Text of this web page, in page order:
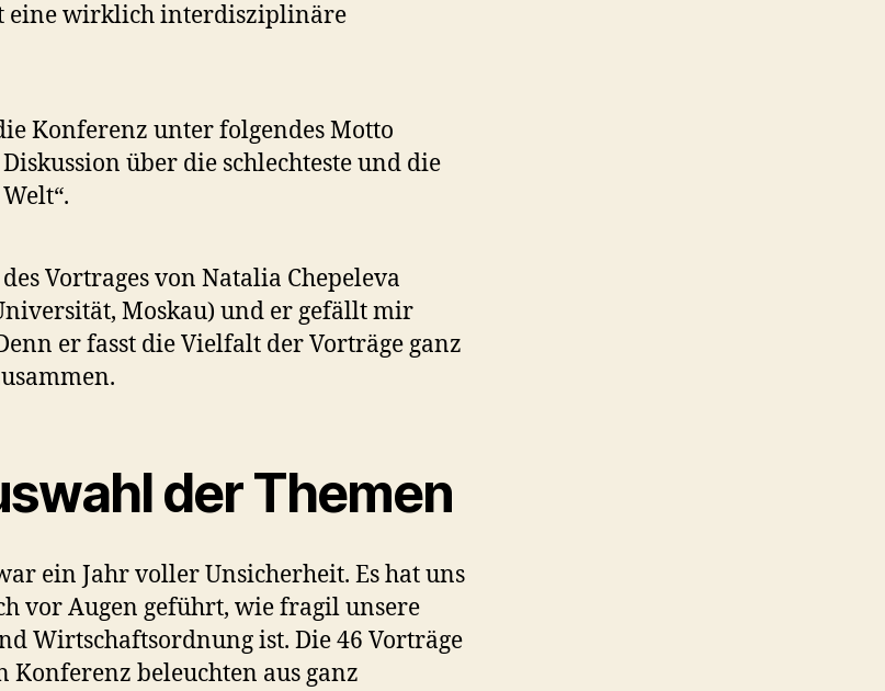
eine wirklich interdisziplinäre
Konferenz unter folgendes Motto
über die schlechteste und die
Vortrages von Natalia Chepeleva
Moskau) und er gefällt mir
er fasst die Vielfalt der Vorträge ganz
der Themen
ein Jahr voller Unsicherheit. Es hat uns
vor Augen geführt, wie fragil unsere
Wirtschaftsordnung ist. Die 46 Vorträge
Konferenz beleuchten aus ganz